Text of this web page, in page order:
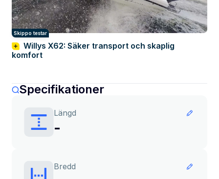
Skippo testar
Willys X62: Säker transport och skaplig
komfort
Specifikationer
Längd
-
Bredd